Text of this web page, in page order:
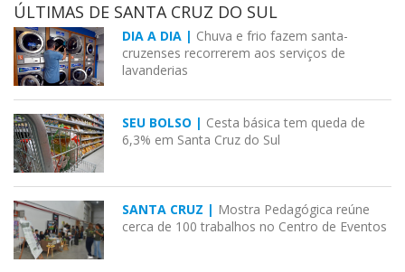
ÚLTIMAS DE SANTA CRUZ DO SUL
DIA A DIA | Chuva e frio fazem santa-
cruzenses recorrerem aos serviços de
lavanderias
SEU BOLSO | Cesta básica tem queda de
6,3% em Santa Cruz do Sul
SANTA CRUZ | Mostra Pedagógica reúne
cerca de 100 trabalhos no Centro de Eventos